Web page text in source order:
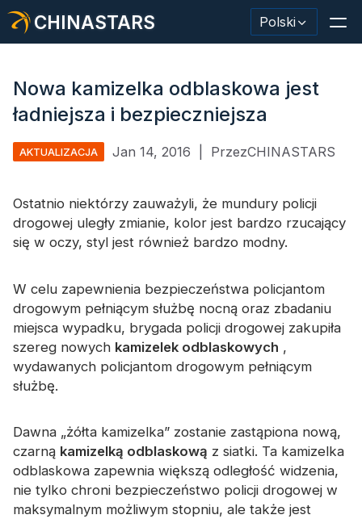
CHINASTARS Polski
Odzież ochronna
Materiał świecący w ciemności
Informacje o CHINASTARS
Nowy produkt
Certyfikat
Wideo
Kontakt
Nowa kamizelka odblaskowa jest
ładniejsza i bezpieczniejsza
AKTUALIZACJA Jan 14, 2016 PrzezCHINASTARS
Ostatnio niektórzy zauważyli, że mundury policji
drogowej uległy zmianie, kolor jest bardzo rzucający
się w oczy, styl jest również bardzo modny.
W celu zapewnienia bezpieczeństwa policjantom
drogowym pełniącym służbę nocną oraz zbadaniu
miejsca wypadku, brygada policji drogowej zakupiła
szereg nowych kamizelek odblaskowych ,
wydawanych policjantom drogowym pełniącym
służbę.
Dawna „żółta kamizelka” zostanie zastąpiona nową,
czarną kamizelką odblaskową z siatki. Ta kamizelka
odblaskowa zapewnia większą odległość widzenia,
nie tylko chroni bezpieczeństwo policji drogowej w
maksymalnym możliwym stopniu, ale także jest